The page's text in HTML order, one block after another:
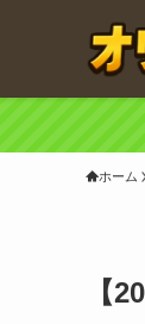
ホーム
【